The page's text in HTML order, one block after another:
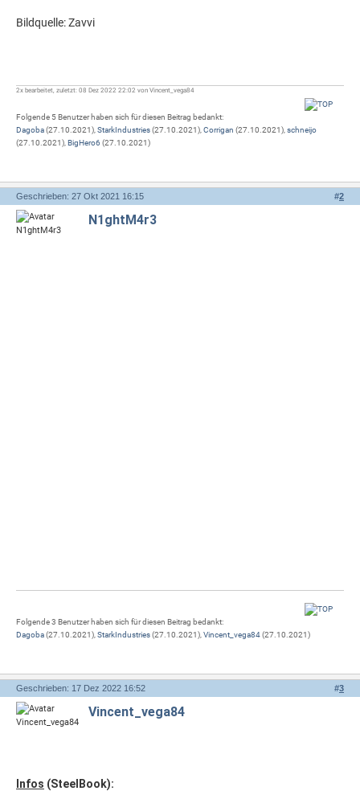
Bildquelle: Zavvi
2x bearbeitet, zuletzt: 08 Dez 2022 22:02 von Vincent_vega84
Folgende 5 Benutzer haben sich für diesen Beitrag bedankt:
Dagoba(27.10.2021),StarkIndustries(27.10.2021),Corrigan (27.10.2021),schneijo
(27.10.2021), BigHero6 (27.10.2021)
#2
Geschrieben: 27 Okt 2021 16:15
N1ghtM4r3
Folgende 3 Benutzer haben sich für diesen Beitrag bedankt:
Dagoba(27.10.2021), StarkIndustries(27.10.2021), Vincent_vega84(27.10.2021)
#3
Geschrieben: 17 Dez 2022 16:52
Vincent_vega84
Infos (SteelBook):